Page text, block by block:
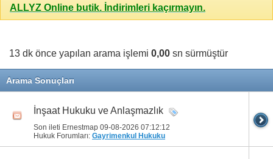
ALLYZ Online butik. İndirimleri kaçırmayın.
13 dk önce yapılan arama işlemi 0,00 sn sürmüştür
Arama Sonuçları
İnşaat Hukuku ve Anlaşmazlık
Son ileti Ernestmap 09-08-2026 07:12:12
Hukuk Forumları: Gayrimenkul Hukuku